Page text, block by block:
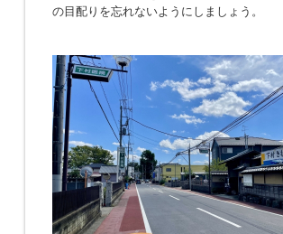
の目配りを忘れないようにしましょう。